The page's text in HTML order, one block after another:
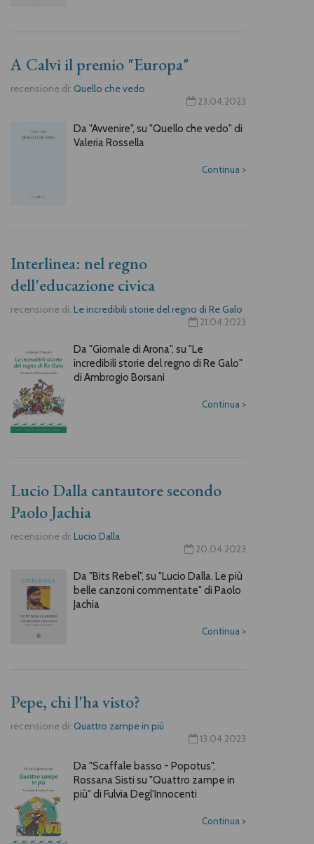
A Calvi il premio "Europa"
recensione di: Quello che vedo
23.04.2023
Da "Avvenire", su "Quello che vedo" di
Valeria Rossella
Continua >
Interlinea: nel regno
dell'educazione civica
recensione di: Le incredibili storie del regno di Re Galo
21.04.2023
Da "Giornale di Arona", su "Le
incredibili storie del regno di Re Galo"
di Ambrogio Borsani
Continua >
Lucio Dalla cantautore secondo
Paolo Jachia
recensione di: Lucio Dalla
20.04.2023
Da "Bits Rebel", su "Lucio Dalla. Le più
belle canzoni commentate" di Paolo
Jachia
Continua >
Pepe, chi l'ha visto?
recensione di: Quattro zampe in più
13.04.2023
Da "Scaffale basso - Popotus",
Rossana Sisti su "Quattro zampe in
più" di Fulvia Degl'Innocenti
Continua >